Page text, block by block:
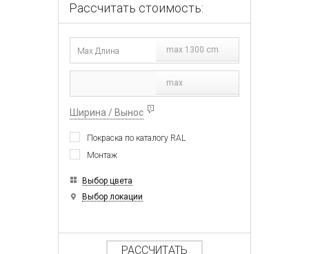
Рассчитать стоимость:
max 1300 cm
max
Ширина / Вынос
Покраска по каталогу RAL
Монтаж
Выбор цвета
Выбор локации
РАССЧИТАТЬ